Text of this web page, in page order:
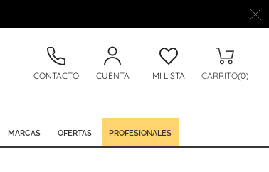
CONTACTO CUENTA MI LISTA CARRITO(0)
MARCAS OFERTAS PROFESIONALES